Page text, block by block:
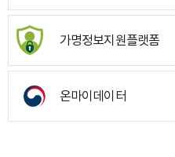
가명정보지원플랫폼
온마이데이터